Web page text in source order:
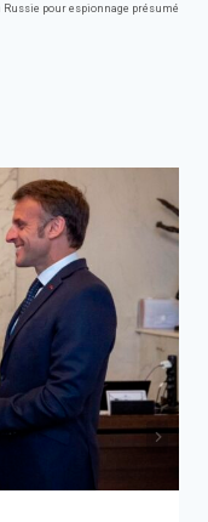
Russie pour espionnage présumé